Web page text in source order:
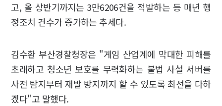
고, 올 상반기까지는 3만6206건을 적발하는 등 매년 행
정조치 건수가 증가하는 추세다.
김수환 부산경찰청장은 "게임 산업계에 막대한 피해를
초래하고 청소년 보호를 무력화하는 불법 사설 서버를
사전 탐지부터 재발 방지까지 할 수 있도록 최선을 다하
겠다"고 말했다.